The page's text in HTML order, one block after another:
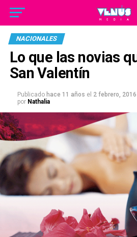
NACIONALES
Lo que las novias
San Valentín
Publicado hace 11 años el 2 febrero, 2016
por Nathalia